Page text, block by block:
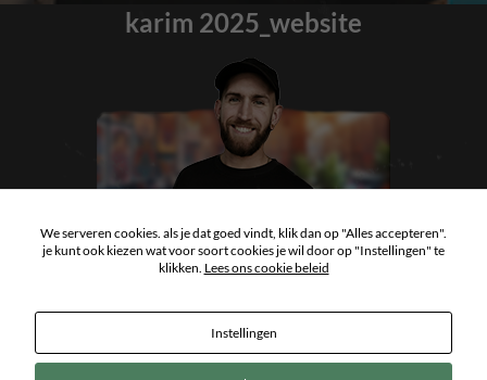
karim 2025_website
We serveren cookies. als je dat goed vindt, klik dan op "Alles accepteren".
je kunt ook kiezen wat voor soort cookies je wil door op "Instellingen" te
klikken. Lees ons cookie beleid
Instellingen